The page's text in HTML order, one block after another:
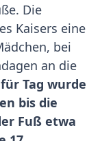
Die
Kaisers eine
bei
an die
Tag wurde
bis die
Fuß etwa